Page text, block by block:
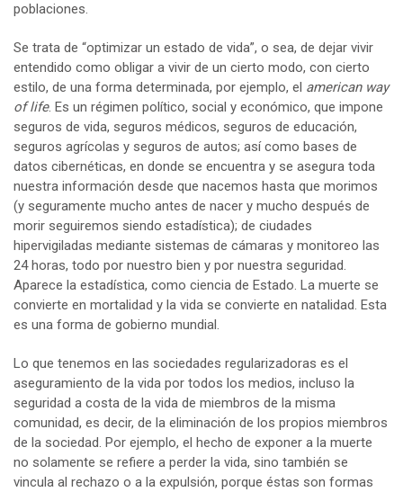
poblaciones.
Se trata de “optimizar un estado de vida”, o sea, de dejar vivir
entendido como obligar a vivir de un cierto modo, con cierto
estilo, de una forma determinada, por ejemplo, el american way
of life. Es un régimen político, social y económico, que impone
seguros de vida, seguros médicos, seguros de educación,
seguros agrícolas y seguros de autos; así como bases de
datos cibernéticas, en donde se encuentra y se asegura toda
nuestra información desde que nacemos hasta que morimos
(y seguramente mucho antes de nacer y mucho después de
morir seguiremos siendo estadística); de ciudades
hipervigiladas mediante sistemas de cámaras y monitoreo las
24 horas, todo por nuestro bien y por nuestra seguridad.
Aparece la estadística, como ciencia de Estado. La muerte se
convierte en mortalidad y la vida se convierte en natalidad. Esta
es una forma de gobierno mundial.
Lo que tenemos en las sociedades regularizadoras es el
aseguramiento de la vida por todos los medios, incluso la
seguridad a costa de la vida de miembros de la misma
comunidad, es decir, de la eliminación de los propios miembros
de la sociedad. Por ejemplo, el hecho de exponer a la muerte
no solamente se refiere a perder la vida, sino también se
vincula al rechazo o a la expulsión, porque éstas son formas